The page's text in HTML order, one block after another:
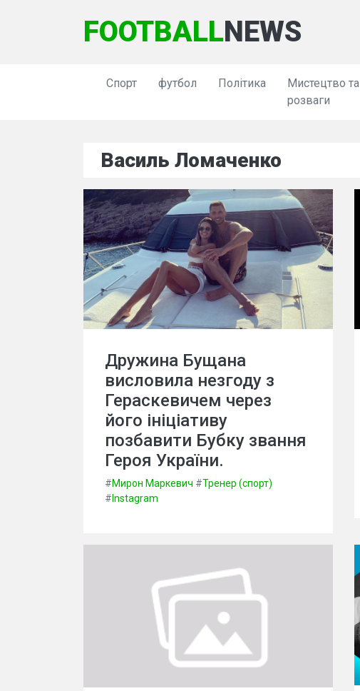
FOOTBALLNEWS
Спорт футбол Політика
Мистецтво та
розваги
Василь Ломаченко
Дружина Бущана
висловила незгоду з
Гераскевичем через
його ініціативу
позбавити Бубку звання
Героя України.
#Мирон Маркевич #Тренер (спорт)
# Instagram